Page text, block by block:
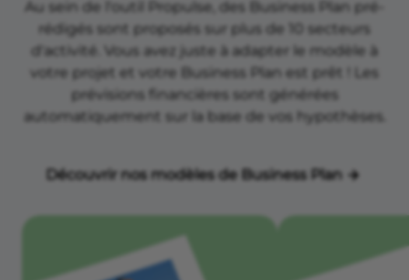
Au sein de l'outil Propulse, des Business Plan pré-
rédigés sont proposés sur plus de 10 secteurs
d'activité. Vous avez juste à adapter le modèle à
votre projet et votre Business Plan est prêt ! Les
prévisions financières sont générées
automatiquement sur la base de vos hypothèses.
Découvrir nos modèles de Business Plan